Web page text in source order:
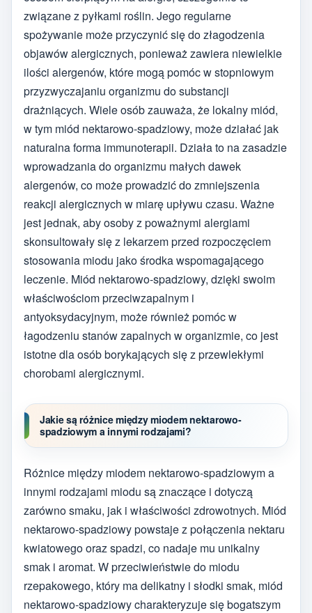
związane z pyłkami roślin. Jego regularne
spożywanie może przyczynić się do złagodzenia
objawów alergicznych, ponieważ zawiera niewielkie
ilości alergenów, które mogą pomóc w stopniowym
przyzwyczajaniu organizmu do substancji
drażniących. Wiele osób zauważa, że lokalny miód,
w tym miód nektarowo-spadziowy, może działać jak
naturalna forma immunoterapii. Działa to na zasadzie
wprowadzania do organizmu małych dawek
alergenów, co może prowadzić do zmniejszenia
reakcji alergicznych w miarę upływu czasu. Ważne
jest jednak, aby osoby z poważnymi alergiami
skonsultowały się z lekarzem przed rozpoczęciem
stosowania miodu jako środka wspomagającego
leczenie. Miód nektarowo-spadziowy, dzięki swoim
właściwościom przeciwzapalnym i
antyoksydacyjnym, może również pomóc w
łagodzeniu stanów zapalnych w organizmie, co jest
istotne dla osób borykających się z przewlekłymi
chorobami alergicznymi.
Jakie są różnice między miodem nektarowo-
spadziowym a innymi rodzajami?
Różnice między miodem nektarowo-spadziowym a
innymi rodzajami miodu są znaczące i dotyczą
zarówno smaku, jak i właściwości zdrowotnych. Miód
nektarowo-spadziowy powstaje z połączenia nektaru
kwiatowego oraz spadzi, co nadaje mu unikalny
smak i aromat. W przeciwieństwie do miodu
rzepakowego, który ma delikatny i słodki smak, miód
nektarowo-spadziowy charakteryzuje się bogatszym